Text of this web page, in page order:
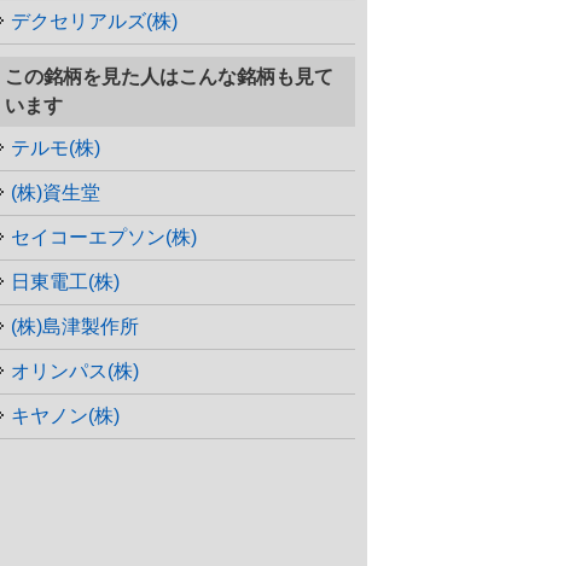
デクセリアルズ(株)
この銘柄を見た人はこんな銘柄も見て
います
テルモ(株)
(株)資生堂
セイコーエプソン(株)
日東電工(株)
(株)島津製作所
オリンパス(株)
キヤノン(株)